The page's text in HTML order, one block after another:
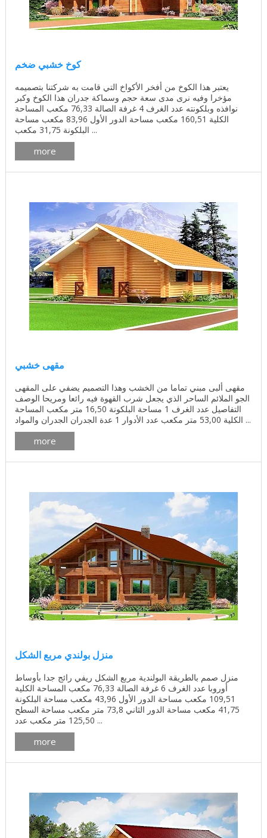
كوخ خشبي ضخم
يعتبر هذا الكوخ من أفخر الأكواخ التي قامت به شركتنا بتصميمه
مؤخرا وفيه نرى مدى سعة حجم وسماكة جدران هذا الكوخ وكبر
نوافذه وبلكونته عدد الغرف 4 غرفة الصالة 76,33 مكعب المساحة
الكلية 160,51 مكعب مساحة الدور الأول 83,96 مكعب مساحة
البلكونة 31,75 مكعب ...
more
مقهى خشبي
مقهى ألبى مبني تماما من الخشب وهذا التصميم يضفي على المقهى
الجو الملائم الساحر الذي يجعل شرب القهوة فيه رائعا ومريحا الوصف
التفاصيل عدد الغرف 1 مساحة البلكونة 16,50 متر مكعب المساحة
الكلية 53,00 متر مكعب عدد الأدوار 1 عدة الجدران الجدران والمواد ...
more
منزل بولندي مربع الشكل
منزل صمم بالطريقة البولندية مربع الشكل ريفي رائج جدا بأوساط
أوروبا عدد الغرف 6 غرفة الصالة 76,33 مكعب المساحة الكلية
109,51 مكعب مساحة الدور الأول 43,96 مكعب مساحة البلكونة
41,75 مكعب مساحة الدور الثاني 73,8 متر مكعب مساحة السطح
125,50 متر مكعب عدد ...
more